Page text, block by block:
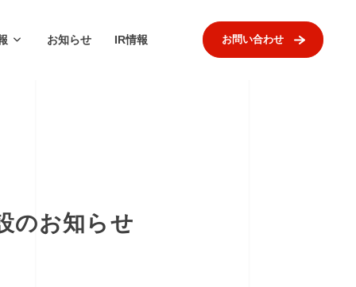
お知らせ IR情報 お問い合わせ
のお知らせ